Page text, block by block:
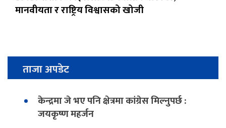
मानवीयता र राष्ट्रिय विश्वासको खोजी
ताजा अपडेट
केन्द्रमा जे भए पनि क्षेत्रमा कांग्रेस मिल्नुपर्छ :
जयकृष्ण महर्जन